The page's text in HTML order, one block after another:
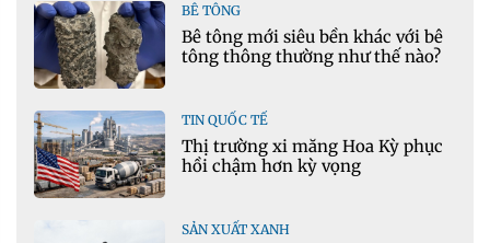
BÊ TÔNG
Bê tông mới siêu bền khác với bê
tông thông thường như thế nào?
TIN QUỐC TẾ
Thị trường xi măng Hoa Kỳ phục
hồi chậm hơn kỳ vọng
SẢN XUẤT XANH